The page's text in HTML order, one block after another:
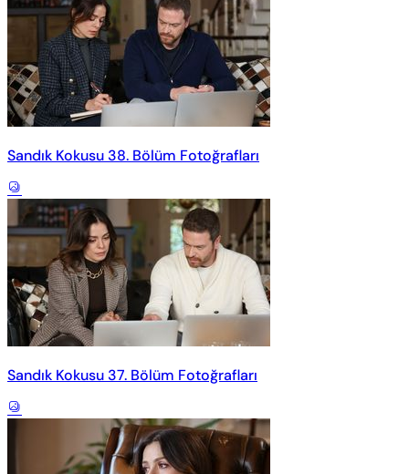
Sandık Kokusu 38. Bölüm Fotoğrafları
Sandık Kokusu 37. Bölüm Fotoğrafları